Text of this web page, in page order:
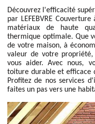
Découvrez l'efficacité
par LEFEBVRE
matériaux de haute
thermique optimale. Que
de votre maison, à
valeur de votre
vous aider. Avec nous,
toiture durable et efficace
Profitez de nos services
faites un pas vers une